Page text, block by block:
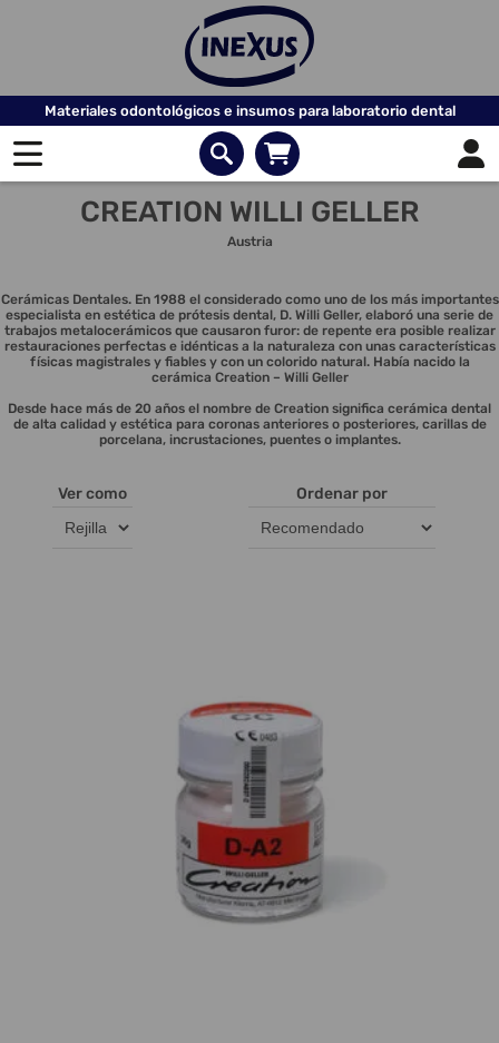
Materiales odontológicos e insumos para laboratorio dental
CREATION WILLI GELLER
Austria
Cerámicas Dentales. En 1988 el considerado como uno de los más importantes
especialista en estética de prótesis dental, D. Willi Geller, elaboró una serie de
trabajos metalocerámicos que causaron furor: de repente era posible realizar
restauraciones perfectas e idénticas a la naturaleza con unas características
físicas magistrales y fiables y con un colorido natural. Había nacido la
cerámica Creation – Willi Geller
Desde hace más de 20 años el nombre de Creation significa cerámica dental
de alta calidad y estética para coronas anteriores o posteriores, carillas de
porcelana, incrustaciones, puentes o implantes.
Ver como Ordenar por